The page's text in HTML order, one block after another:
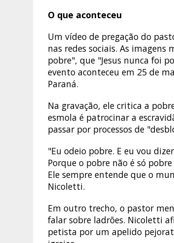
O que aconteceu
Um vídeo de pregação do
nas redes sociais. As
pobre", que "Jesus nunca foi
evento aconteceu em 25 de
Paraná.
Na gravação, ele critica a
esmola é patrocinar a
passar por processos de
"Eu odeio pobre. E eu vou
Porque o pobre não é só
Ele sempre entende que o
Nicoletti.
Em outro trecho, o pastor
falar sobre ladrões. Nicoletti
petista por um apelido